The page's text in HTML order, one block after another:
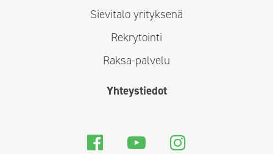
Sievitalo yrityksenä
Rekrytointi
Raksa-palvelu
Yhteystiedot